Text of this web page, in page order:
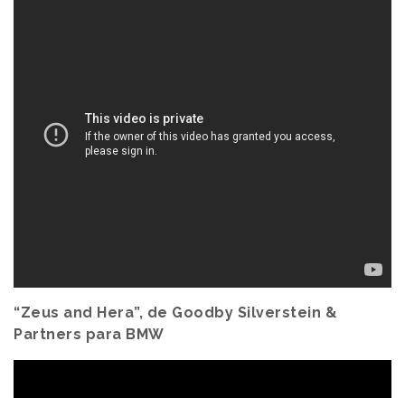
“Zeus and Hera”, de Goodby Silverstein &
Partners para BMW